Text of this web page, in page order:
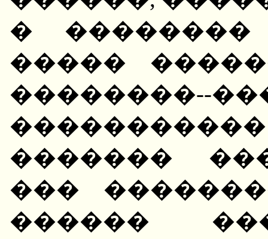
� ��������
�����
��������--
�������
���
������